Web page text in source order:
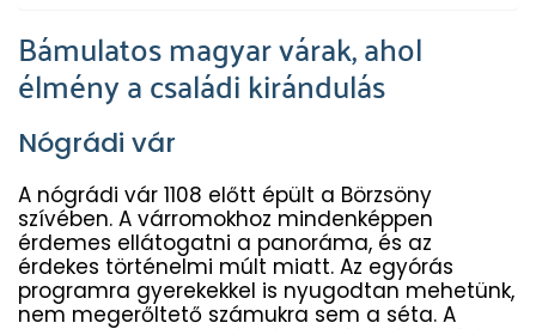
Bámulatos magyar várak, ahol
élmény a családi kirándulás
Nógrádi vár
A nógrádi vár 1108 előtt épült a Börzsöny
szívében. A várromokhoz mindenképpen
érdemes ellátogatni a panoráma, és az
érdekes történelmi múlt miatt. Az egyórás
programra gyerekekkel is nyugodtan mehetünk,
nem megerőltető számukra sem a séta. A